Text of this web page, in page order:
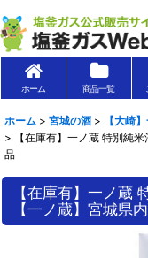
ホーム 商品一覧
ホーム > 宮城の酒 >
【大崎
>
【在庫有】一ノ蔵 特別純
品
【在庫有】一ノ蔵
【一ノ蔵】宮城県